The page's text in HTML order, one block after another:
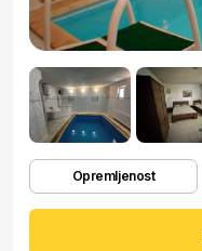
Opremljenost